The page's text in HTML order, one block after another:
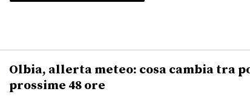
Olbia, allerta meteo: cosa cambia tra
prossime 48 ore